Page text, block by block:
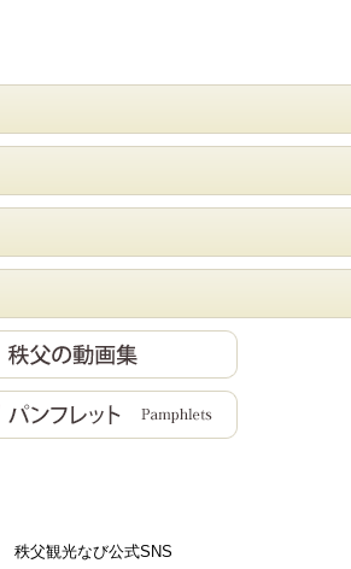
秩父観光なび公式SNS